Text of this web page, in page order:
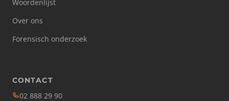
Woordenlijst
Over ons
Forensisch onderzoek
CONTACT
02 888 29 90